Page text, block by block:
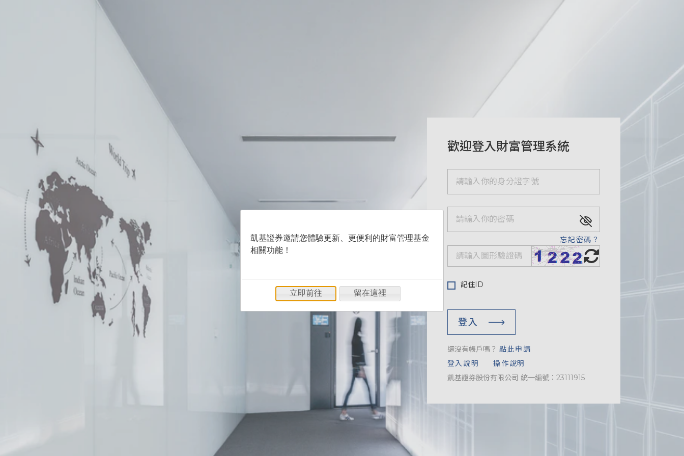
歡迎登入財富管理系統
忘記密碼？
記住ID
登入
還沒有帳戶嗎？ 點此申請
登入說明
操作說明
凱基證券股份有限公司 統一編號：23111915
凱基證券邀請您體驗更新、更便利的財富管理基金
相關功能！
立即前往 留在這裡